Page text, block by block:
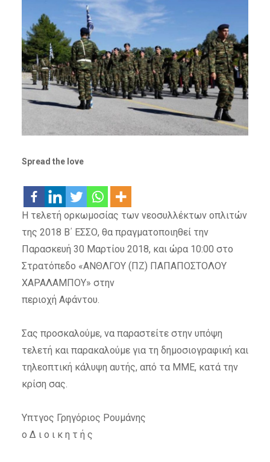
Spread the love
Η τελετή ορκωμοσίας των νεοσυλλέκτων οπλιτών
της 2018 Β΄ ΕΣΣΟ, θα πραγματοποιηθεί την
Παρασκευή 30 Μαρτίου 2018, και ώρα 10:00 στο
Στρατόπεδο «ΑΝΘΛΓΟΥ (ΠΖ) ΠΑΠΑΠΟΣΤΟΛΟΥ
ΧΑΡΑΛΑΜΠΟΥ» στην
περιοχή Αφάντου.
Σας προσκαλούμε, να παραστείτε στην υπόψη
τελετή και παρακαλούμε για τη δημοσιογραφική και
τηλεοπτική κάλυψη αυτής, από τα ΜΜΕ, κατά την
κρίση σας.
Υπτγος Γρηγόριος Ρουμάνης
ο Δ ι ο ι κ η τ ή ς